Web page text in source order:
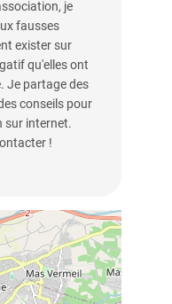
je
fausses
exister sur
qu'elles ont
Je partage des
conseils pour
sur internet.
!